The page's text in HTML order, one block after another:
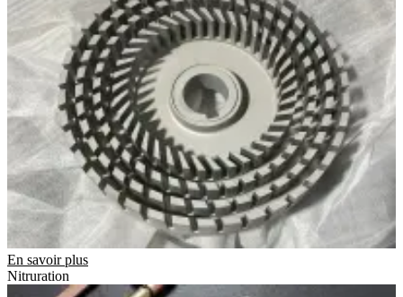
En savoir plus
Nitruration